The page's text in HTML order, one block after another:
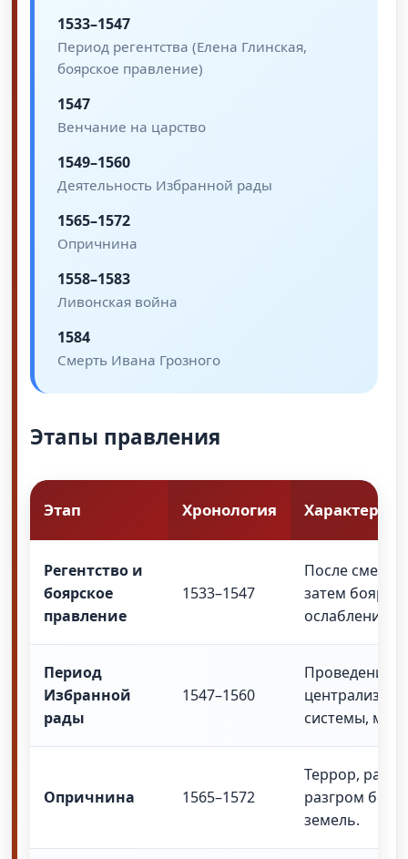
1533–1547
Период регентства (Елена Глинская,
боярское правление)
1547
Венчание на царство
1549–1560
Деятельность Избранной рады
1565–1572
Опричнина
1558–1583
Ливонская война
1584
Смерть Ивана Грозного
Этапы правления
Этап Хронология
Регентство и
боярское
правление
1533–1547
После смерти
затем
ослабление
Период
Избранной
рады
1547–1560
Проведение
системы,
Опричнина 1565–1572
Террор,
разгром
земель.